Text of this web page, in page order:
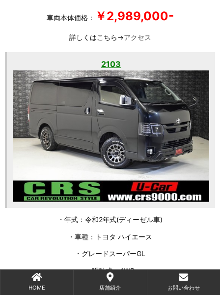
車両本体価格： ￥2,989,000-
詳しくはこちら→アクセス
2103
・年式：令和2年式(ディーゼル車)
・車種：トヨタ ハイエース
・グレードスーパーGL
・駆動式：4WD
・排気量：2,800㏄
HOME 店舗紹介 お問い合わせ